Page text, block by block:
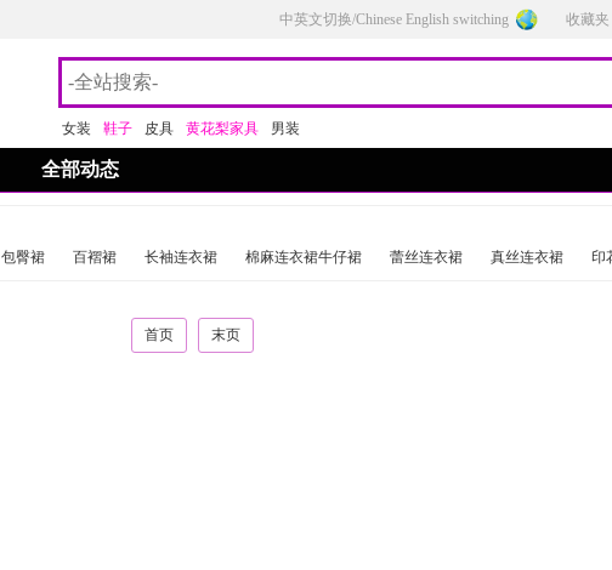
中英文切换/Chinese English switching 收藏夹
女装 鞋子 皮具 黄花梨家具 男装
全部动态
包臀裙 百褶裙 长袖连衣裙 棉麻连衣裙牛仔裙 蕾丝连衣裙 真丝连衣裙 印
首页 末页